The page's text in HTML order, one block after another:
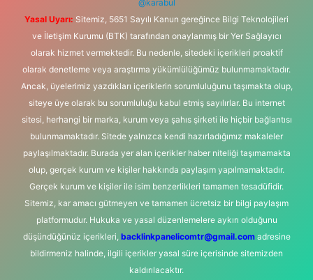
@karabul
Yasal Uyarı: Sitemiz, 5651 Sayılı Kanun gereğince Bilgi Teknolojileri
ve İletişim Kurumu (BTK) tarafından onaylanmış bir Yer Sağlayıcı
olarak hizmet vermektedir. Bu nedenle, sitedeki içerikleri proaktif
olarak denetleme veya araştırma yükümlülüğümüz bulunmamaktadır.
Ancak, üyelerimiz yazdıkları içeriklerin sorumluluğunu taşımakta olup,
siteye üye olarak bu sorumluluğu kabul etmiş sayılırlar. Bu internet
sitesi, herhangi bir marka, kurum veya şahıs şirketi ile hiçbir bağlantısı
bulunmamaktadır. Sitede yalnızca kendi hazırladığımız makaleler
paylaşılmaktadır. Burada yer alan içerikler haber niteliği taşımamakta
olup, gerçek kurum ve kişiler hakkında paylaşım yapılmamaktadır.
Gerçek kurum ve kişiler ile isim benzerlikleri tamamen tesadüfidir.
Sitemiz, kar amacı gütmeyen ve tamamen ücretsiz bir bilgi paylaşım
platformudur. Hukuka ve yasal düzenlemelere aykırı olduğunu
düşündüğünüz içerikleri, backlinkpanelicomtr@gmail.comadresine
bildirmeniz halinde, ilgili içerikler yasal süre içerisinde sitemizden
kaldırılacaktır.